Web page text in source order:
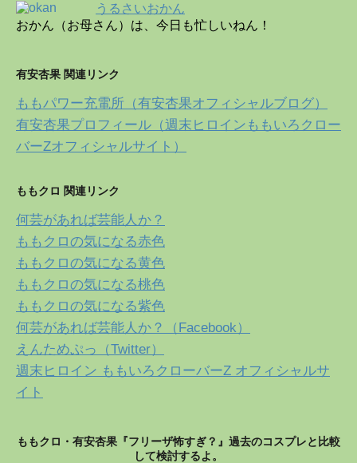
うるさいおかん
おかん（お母さん）は、今日も忙しいねん！
有安杏果 関連リンク
ももパワー充電所（有安杏果オフィシャルブログ）
有安杏果プロフィール（週末ヒロインももいろクロー
バーZオフィシャルサイト）
ももクロ 関連リンク
何芸があれば芸能人か？
ももクロの気になる赤色
ももクロの気になる黄色
ももクロの気になる桃色
ももクロの気になる紫色
何芸があれば芸能人か？（Facebook）
えんためぷっ（Twitter）
週末ヒロイン ももいろクローバーZ オフィシャルサ
イト
ももクロ・有安杏果『フリーザ怖すぎ？』過去のコスプレと比較
して検討するよ。